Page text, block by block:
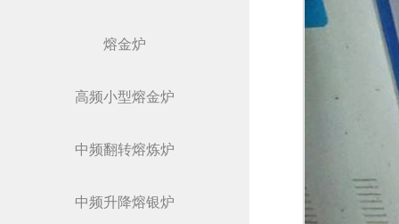
熔金炉
高频小型熔金炉
中频翻转熔炼炉
中频升降熔银炉